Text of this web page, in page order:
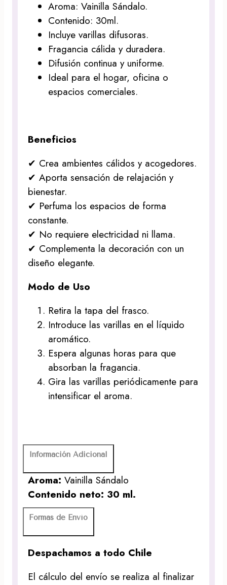
Aroma: Vainilla Sándalo.
Contenido: 30ml.
Incluye varillas difusoras.
Fragancia cálida y duradera.
Difusión continua y uniforme.
Ideal para el hogar, oficina o
espacios comerciales.
Beneficios
✔ Crea ambientes cálidos y acogedores.
✔ Aporta sensación de relajación y
bienestar.
✔ Perfuma los espacios de forma
constante.
✔ No requiere electricidad ni llama.
✔ Complementa la decoración con un
diseño elegante.
Modo de Uso
Retira la tapa del frasco.
Introduce las varillas en el líquido
aromático.
Espera algunas horas para que
absorban la fragancia.
Gira las varillas periódicamente para
intensificar el aroma.
Información Adicional
Aroma: Vainilla Sándalo
Contenido neto: 30 ml.
Formas de Envío
Despachamos a todo Chile
El cálculo del envío se realiza al finalizar